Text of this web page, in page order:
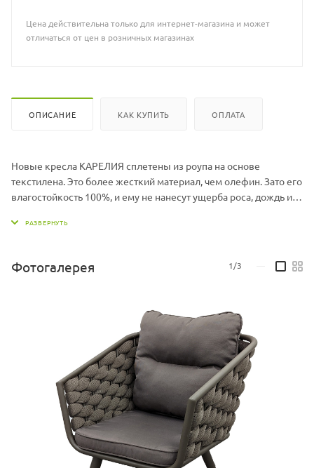
Цена действительна только для интернет-магазина и может
отличаться от цен в розничных магазинах
ОПИСАНИЕ КАК КУПИТЬ ОПЛАТА
Новые кресла КАРЕЛИЯ сплетены из роупа на основе
текстилена. Это более жесткий материал, чем олефин. Зато его
влагостойкость 100%, и ему не нанесут ущерба роса, дождь и
полиэстерола. Каркас изготовлен из алюминия с применением
аргоновой сварки. Сварочные швы тщательно зачищают перед
Эстетически мебель из роупа выглядит очень уютно за счет
абсолютной имитации натурального плетения.
Кресло ШхГхВ (см): 60х60х83
Материал: Каркас - алюминий, роуп
Материал подушки: Чехол - ткань мебельная, наполнитель -
поролон/холлофайбер
Толщина подушки сидения (см): 5
Подушка в комплекте: Да
Штабелируются: Нет
Фотогалерея 1/3